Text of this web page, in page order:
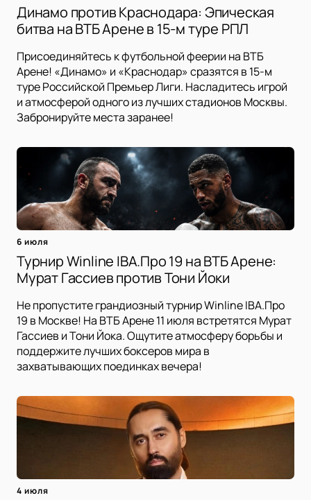
Динамо против Краснодара: Эпическая
битва на ВТБ Арене в 15-м туре РПЛ
Присоединяйтесь к футбольной феерии на ВТБ
Арене! «Динамо» и «Краснодар» сразятся в 15-м
туре Российской Премьер Лиги. Насладитесь игрой
и атмосферой одного из лучших стадионов Москвы.
Забронируйте места заранее!
6 июля
Турнир Winline IBA.Про 19 на ВТБ Арене:
Мурат Гассиев против Тони Йоки
Не пропустите грандиозный турнир Winline IBA.Про
19 в Москве! На ВТБ Арене 11 июля встретятся Мурат
Гассиев и Тони Йока. Ощутите атмосферу борьбы и
поддержите лучших боксеров мира в
захватывающих поединках вечера!
4 июля